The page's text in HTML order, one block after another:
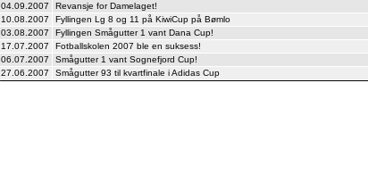
04.09.2007
Revansje for Damelaget!
10.08.2007
Fyllingen Lg 8 og 11 på KiwiCup på Bømlo
03.08.2007
Fyllingen Smågutter 1 vant Dana Cup!
17.07.2007
Fotballskolen 2007 ble en suksess!
06.07.2007
Smågutter 1 vant Sognefjord Cup!
27.06.2007
Smågutter 93 til kvartfinale i Adidas Cup